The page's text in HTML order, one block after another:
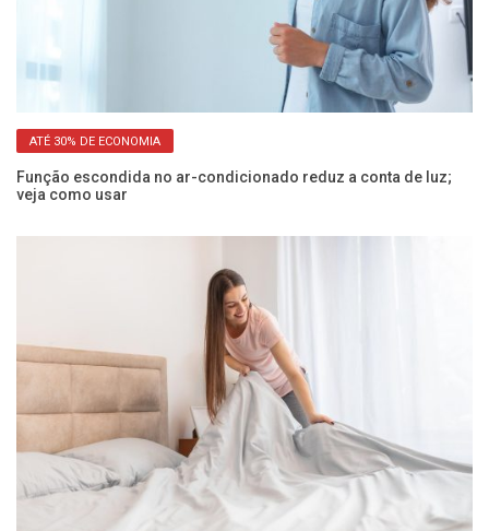
ATÉ 30% DE ECONOMIA
Função escondida no ar-condicionado reduz a conta de luz;
veja como usar